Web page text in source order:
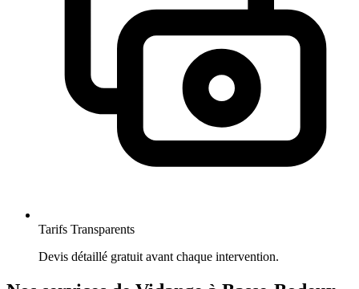
Tarifs Transparents
Devis détaillé gratuit avant chaque intervention.